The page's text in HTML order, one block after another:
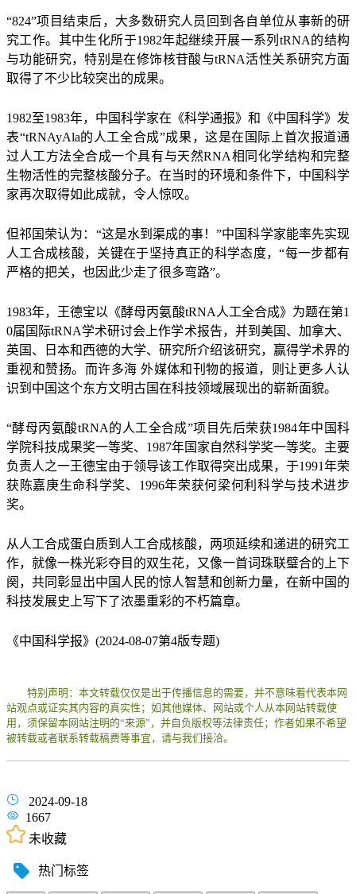
“824”项目结束后，大多数研究人员回到各自单位从事新的研
究工作。其中生化所于1982年起继续开展一系列tRNA的结构
与功能研究，特别是在修饰核苷酸与tRNA活性关系研究方面
取得了不少比较突出的成果。
1982至1983年，中国科学家在《科学通报》和《中国科学》发
表“tRNAyAla的人工全合成”成果，这是在国际上首次报道通
过人工方法全合成一个具有与天然RNA相同化学结构和完整
生物活性的完整核酸分子。在当时的环境和条件下，中国科学
家再次取得如此成就，令人惊叹。
但祁国荣认为：“这是水到渠成的事！”中国科学家能率先实现
人工合成核酸，关键在于坚持真正的科学态度，“每一步都有
严格的把关，也因此少走了很多弯路”。
1983年，王德宝以《酵母丙氨酸tRNA人工全合成》为题在第1
0届国际tRNA学术研讨会上作学术报告，并到美国、加拿大、
英国、日本和西德的大学、研究所介绍该研究，赢得学术界的
重视和赞扬。而许多海外媒体和刊物的报道，则让更多人认
识到中国这个东方文明古国在科技领域展现出的崭新面貌。
“酵母丙氨酸tRNA的人工全合成”项目先后荣获1984年中国科
学院科技成果奖一等奖、1987年国家自然科学奖一等奖。主要
负责人之一王德宝由于领导该工作取得突出成果，于1991年荣
获陈嘉庚生命科学奖、1996年荣获何梁何利科学与技术进步
奖。
从人工合成蛋白质到人工合成核酸，两项延续和递进的研究工
作，就像一株光彩夺目的双生花，又像一首词珠联璧合的上下
阕，共同彰显出中国人民的惊人智慧和创新力量，在新中国的
科技发展史上写下了浓墨重彩的不朽篇章。
《中国科学报》(2024-08-07第4版专题)
特别声明：本文转载仅仅是出于传播信息的需要，并不意味着代表本网
站观点或证实其内容的真实性；如其他媒体、网站或个人从本网站转载使
用，须保留本网站注明的“来源”，并自负版权等法律责任；作者如果不希望
被转载或者联系转载稿费等事宜，请与我们接洽。
2024-09-18
1667
未收藏
热门标签